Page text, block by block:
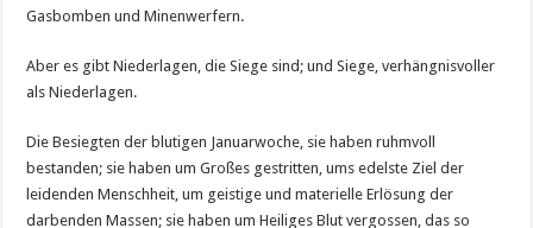
Gasbomben und Minenwerfern.
Aber es gibt Niederlagen, die Siege sind; und Siege, verhängnisvoller
als Niederlagen.
Die Besiegten der blutigen Januarwoche, sie haben ruhmvoll
bestanden; sie haben um Großes gestritten, ums edelste Ziel der
leidenden Menschheit, um geistige und materielle Erlösung der
darbenden Massen; sie haben um Heiliges Blut vergossen, das so